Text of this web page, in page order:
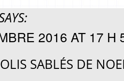
2016 AT 17 H
SABLÉS DE